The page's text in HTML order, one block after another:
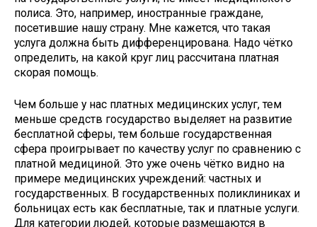
полиса. Это, например, иностранные граждане,
посетившие нашу страну. Мне кажется, что такая
услуга должна быть дифференцирована. Надо чётко
определить, на какой круг лиц рассчитана платная
скорая помощь.
Чем больше у нас платных медицинских услуг, тем
меньше средств государство выделяет на развитие
бесплатной сферы, тем больше государственная
сфера проигрывает по качеству услуг по сравнению с
платной медициной. Это уже очень чётко видно на
примере медицинских учреждений: частных и
государственных. В государственных поликлиниках и
больницах есть как бесплатные, так и платные услуги.
Для категории людей, которые размещаются в